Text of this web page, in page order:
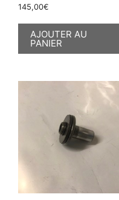
145,00€
AJOUTER AU
PANIER